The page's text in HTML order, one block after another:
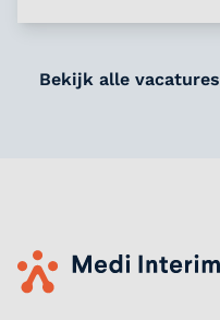
Bekijk alle vacatures